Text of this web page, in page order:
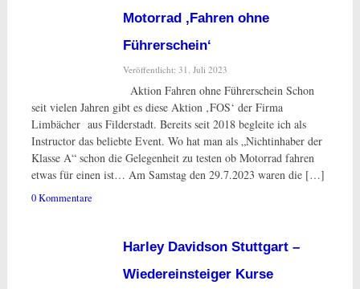
Motorrad ‚Fahren ohne
Führerschein‘
Veröffentlicht: 31. Juli 2023
Aktion Fahren ohne Führerschein Schon
seit vielen Jahren gibt es diese Aktion ‚FOS‘ der Firma
Limbächer aus Filderstadt. Bereits seit 2018 begleite ich als
Instructor das beliebte Event. Wo hat man als „Nichtinhaber der
Klasse A“ schon die Gelegenheit zu testen ob Motorrad fahren
etwas für einen ist… Am Samstag den 29.7.2023 waren die […]
0 Kommentare
Harley Davidson Stuttgart –
Wiedereinsteiger Kurse